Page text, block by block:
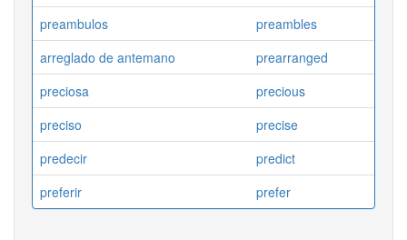
preambulos
preambles
arreglado de antemano
prearranged
preciosa
precious
preciso
precise
predecir
predict
preferir
prefer